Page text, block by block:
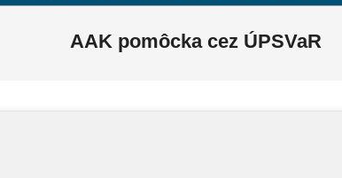
AAK pomôcka cez ÚPSVaR